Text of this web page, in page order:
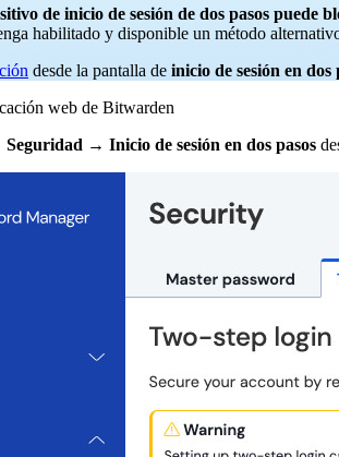
de inicio de sesión de dos pasos puede
habilitado y disponible un método
desde la pantalla de inicio de sesión en dos
web de Bitwarden
Seguridad → Inicio de sesión en dos pasos